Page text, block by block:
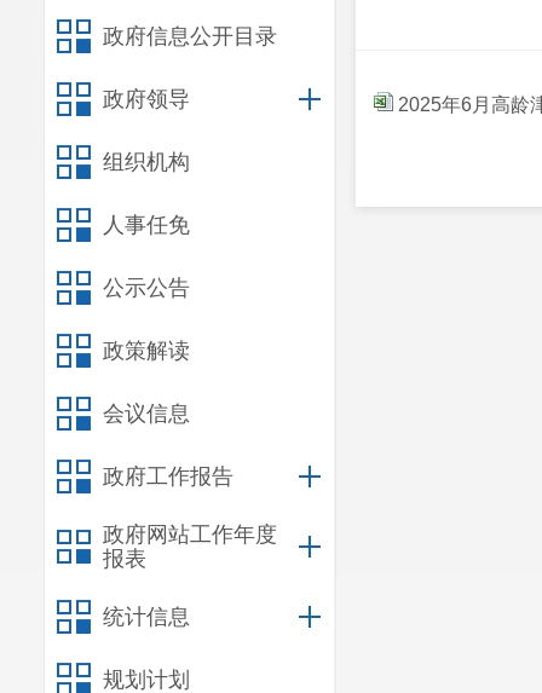
政府信息公开目录
政府领导
组织机构
人事任免
公示公告
政策解读
会议信息
政府工作报告
政府网站工作年度
报表
统计信息
规划计划
2025年6月高龄